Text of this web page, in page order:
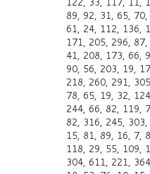
89, 92, 31, 65,
61, 24, 112, 136,
171, 205, 296,
41, 208, 173, 66,
90, 56, 203, 19,
218, 260, 291,
78, 65, 19, 32,
244, 66, 82, 119,
82, 316, 245,
15, 81, 89, 16, 7,
118, 29, 55, 109,
304, 611, 221,